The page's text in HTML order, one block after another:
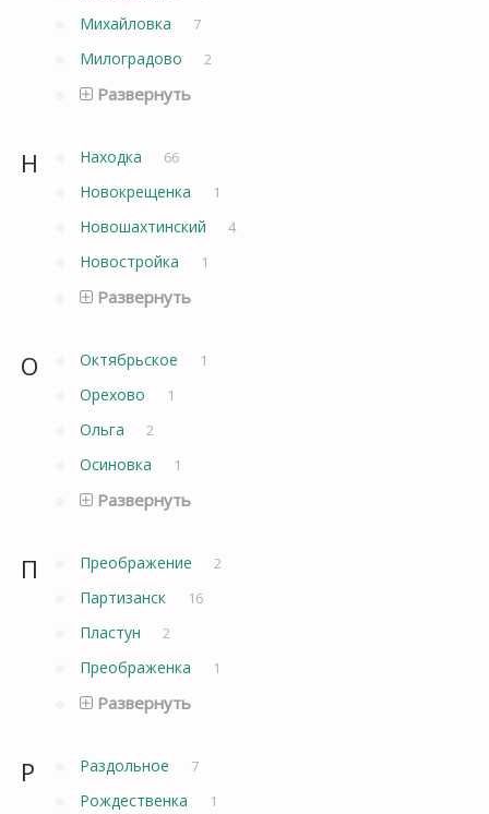
Михайловка 7
Милоградово 2
Развернуть
Н Находка 66
Новокрещенка 1
Новошахтинский 4
Новостройка 1
Развернуть
О Октябрьское 1
Орехово 1
Ольга 2
Осиновка 1
Развернуть
П Преображение 2
Партизанск 16
Пластун 2
Преображенка 1
Развернуть
Р Раздольное 7
Рождественка 1